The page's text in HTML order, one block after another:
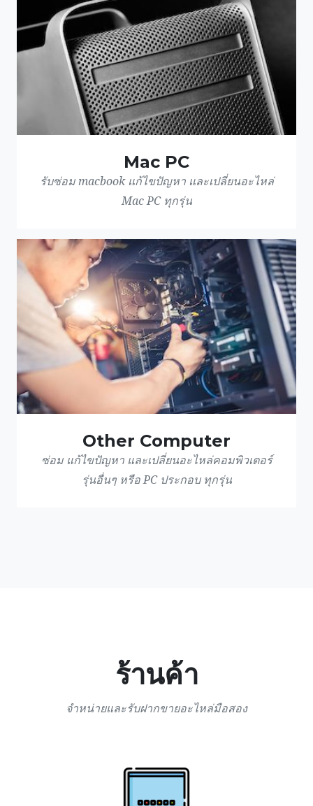
Mac PC
รับซ่อม macbook แก้ไขปัญหา และเปลี่ยนอะไหล่
Mac PC ทุกรุ่น
Other Computer
ซ่อม แก้ไขปัญหา และเปลี่ยนอะไหล่คอมพิวเตอร์
รุ่นอื่นๆ หรือ PC ประกอบ ทุกรุ่น
ร้านค้า
จำหน่ายและรับฝากขายอะไหล่มือสอง